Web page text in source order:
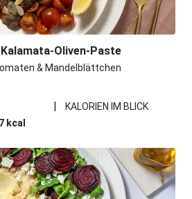
Oliven-Paste
& Mandelblättchen
|
KALORIEN IM BLICK
kcal